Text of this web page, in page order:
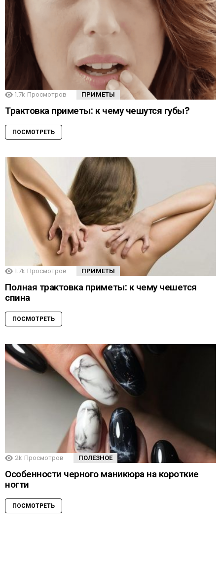
1.7k Просмотров ПРИМЕТЫ
Трактовка приметы: к чему чешутся губы?
ПОСМОТРЕТЬ
1.7k Просмотров ПРИМЕТЫ
Полная трактовка приметы: к чему чешется
спина
ПОСМОТРЕТЬ
2k Просмотров ПОЛЕЗНОЕ
Особенности черного маникюра на короткие
ногти
ПОСМОТРЕТЬ